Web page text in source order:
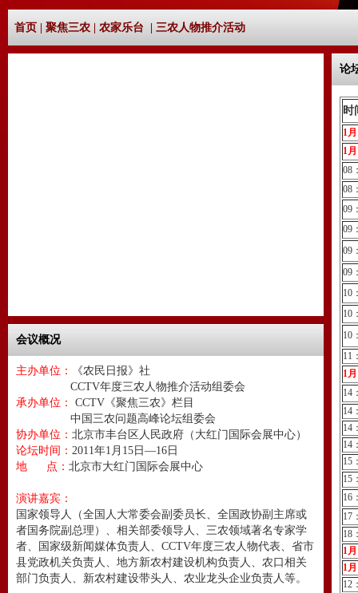
首页 聚焦三农 农家乐台 三农人物推介活动
会议概况
主办单位：
《农民日报》社
CCTV年度三农人物推介活动组委会
承办单位：
CCTV《聚焦三农》栏目
中国三农问题高峰论坛组委会
协办单位： 北京市丰台区人民政府（大红门国际会展中心）
论坛时间： 2011年1月15日—16日
地 点： 北京市大红门国际会展中心
演讲嘉宾：
国家领导人（全国人大常委会副委员长、全国政协副主席或
者国务院副总理）、相关部委领导人、三农领域著名专家学
者、国家级新闻媒体负责人、CCTV年度三农人物代表、省市
县党政机关负责人、地方新农村建设机构负责人、农口相关
部门负责人、新农村建设带头人、农业龙头企业负责人等。
论
时
1
1
08
08
09
09
09
09
10
10
10
11
1
14
14
14
14
15
15
16
17
18
1
1
12